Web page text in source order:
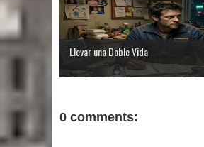
Llevar una Doble Vida
0 comments: